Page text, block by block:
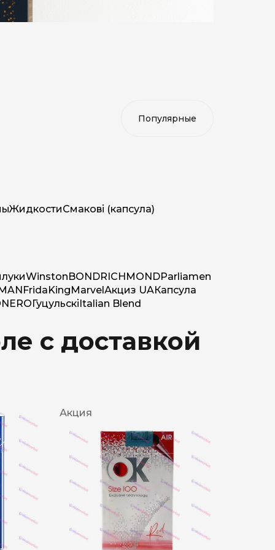
ЖидкостиСмакові (капсула)
WinstonBONDRICHMONDParliamen
FridaKingMarvelАкциз UAКапсула
NEROГуцульскіItalian Blend
с доставкой
Акция